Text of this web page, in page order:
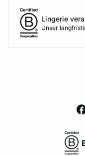
Lingerie
Unser